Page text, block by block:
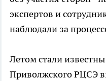
экспертов и
наблюдали за
Летом стали
Приволжского РЦСЭ